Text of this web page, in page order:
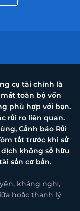
cụ tài chính là
toàn bộ vốn
phù hợp với bạn.
rủi ro liên quan.
Cảnh báo Rủi
tắt trước khi sử
không sở hữu
sản cơ bản.
kháng nghị,
hoặc thanh lý